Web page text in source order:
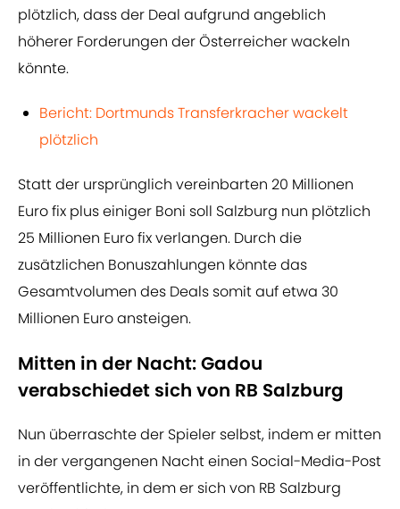
plötzlich, dass der Deal aufgrund angeblich
höherer Forderungen der Österreicher wackeln
könnte.
Bericht: Dortmunds Transferkracher wackelt
plötzlich
Statt der ursprünglich vereinbarten 20 Millionen
Euro fix plus einiger Boni soll Salzburg nun plötzlich
25 Millionen Euro fix verlangen. Durch die
zusätzlichen Bonuszahlungen könnte das
Gesamtvolumen des Deals somit auf etwa 30
Millionen Euro ansteigen.
Mitten in der Nacht: Gadou
verabschiedet sich von RB Salzburg
Nun überraschte der Spieler selbst, indem er mitten
in der vergangenen Nacht einen Social-Media-Post
veröffentlichte, in dem er sich von RB Salzburg